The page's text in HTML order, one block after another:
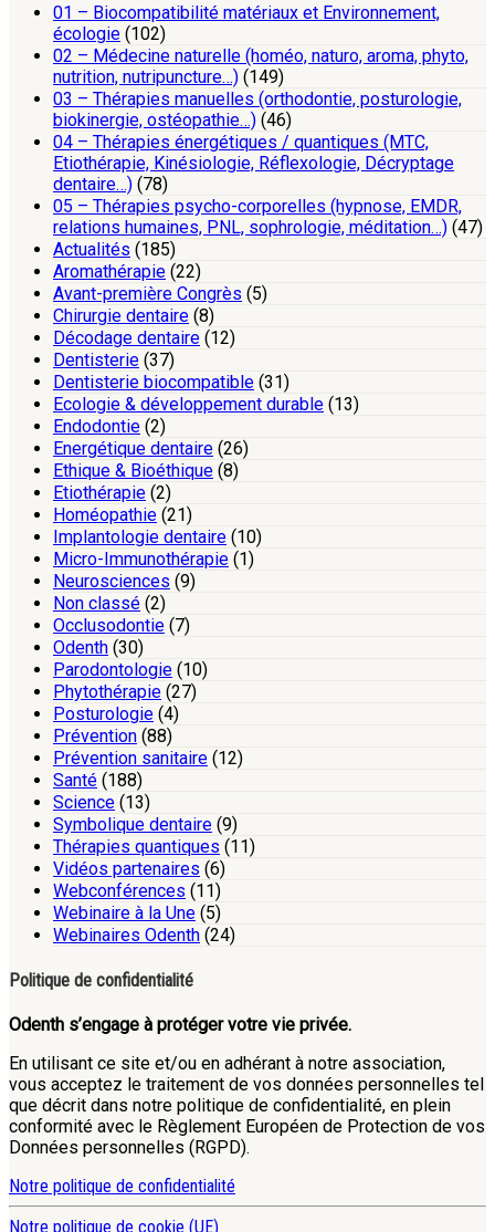
01 – Biocompatibilité matériaux et Environnement,
écologie (102)
02 – Médecine naturelle (homéo, naturo, aroma, phyto,
nutrition, nutripuncture…) (149)
03 – Thérapies manuelles (orthodontie, posturologie,
biokinergie, ostéopathie…) (46)
04 – Thérapies énergétiques / quantiques (MTC,
Etiothérapie, Kinésiologie, Réflexologie, Décryptage
dentaire…) (78)
05 – Thérapies psycho-corporelles (hypnose, EMDR,
relations humaines, PNL, sophrologie, méditation…) (47)
Actualités (185)
Aromathérapie (22)
Avant-première Congrès (5)
Chirurgie dentaire (8)
Décodage dentaire (12)
Dentisterie (37)
Dentisterie biocompatible (31)
Ecologie & développement durable (13)
Endodontie (2)
Energétique dentaire (26)
Ethique & Bioéthique (8)
Etiothérapie (2)
Homéopathie (21)
Implantologie dentaire (10)
Micro-Immunothérapie (1)
Neurosciences (9)
Non classé (2)
Occlusodontie (7)
Odenth (30)
Parodontologie (10)
Phytothérapie (27)
Posturologie (4)
Prévention (88)
Prévention sanitaire (12)
Santé (188)
Science (13)
Symbolique dentaire (9)
Thérapies quantiques (11)
Vidéos partenaires (6)
Webconférences (11)
Webinaire à la Une (5)
Webinaires Odenth (24)
Politique de confidentialité
Odenth s’engage à protéger votre vie privée.
En utilisant ce site et/ou en adhérant à notre association,
vous acceptez le traitement de vos données personnelles tel
que décrit dans notre politique de confidentialité, en plein
conformité avec le Règlement Européen de Protection de vos
Données personnelles (RGPD).
Notre politique de confidentialité
Notre politique de cookie (UE)